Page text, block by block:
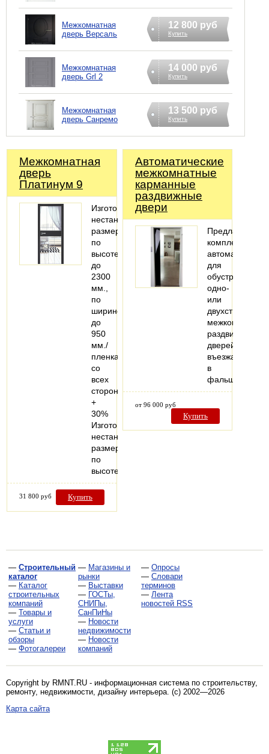
Межкомнатная
дверь Версаль
12 800 руб
Купить
Межкомнатная
дверь Grl 2
14 000 руб
Купить
Межкомнатная
дверь Санремо
13 500 руб
Купить
Межкомнатная
дверь
Платинум 9
Изготовление
нестандартных
размеров
по
высоте
до
2300
мм.,
по
ширине
до
950
мм./
пленка
со
всех
сторон
+
30%
Изготовление
нестандартных
размеров
по
высоте…
31 800 руб Купить
Автоматические
межкомнатные
карманные
раздвижные
двери
Предлагаем
комплекты
автоматики
для
обустройства
одно-
или
двухстворчатых
межкомнатных
раздвижных
дверей,
въезжающих
в
фальшстену..
от 96 000 руб
Купить
— Строительный
каталог
— Каталог
строительных
компаний
— Товары и
услуги
— Статьи и
обзоры
— Фотогалереи
— Магазины и
рынки
— Выставки
— ГОСТы,
СНИПы,
СанПиНы
— Новости
недвижимости
— Новости
компаний
— Опросы
— Словари
терминов
— Лента
новостей RSS
Copyright by RMNT.RU - информационная система по строительству,
ремонту, недвижимости, дизайну интерьера . (c) 2002—2026
Карта сайта